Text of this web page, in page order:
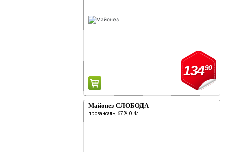
13490
Майонез СЛОБОДА
провансаль, 67%, 0.4л